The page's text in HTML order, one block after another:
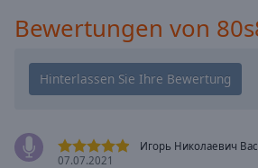
Font
Edge
Style
Bewertungen von
Игорь Николаевич
07.07.2021